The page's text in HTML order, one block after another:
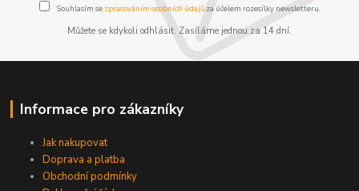
Souhlasím se zpracováním osobních údajůza účelem rozesílky newsletteru.
Můžete se kdykoli odhlásit. Zasíláme jednou za 14 dní.
Informace pro zákazníky
Jak nakupovat
Doprava a platba
Obchodní podmínky